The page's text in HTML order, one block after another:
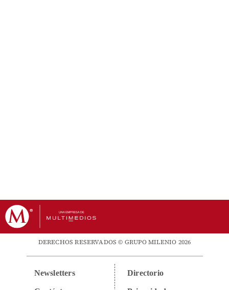
DERECHOS RESERVADOS © GRUPO MILENIO 2026
Newsletters Directorio